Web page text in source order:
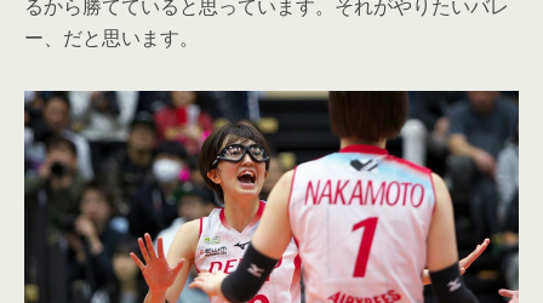
るから勝てていると思っています。それがやりたいバレ
ー、だと思います。